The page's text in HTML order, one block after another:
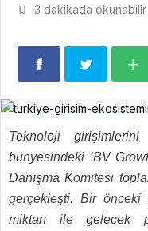
3 dakikada okunabilir
Teknoloji
bünyesindeki ‘BV
Danışma Komitesi
gerçekleşti. Bir önceki
miktarı ile gelecek